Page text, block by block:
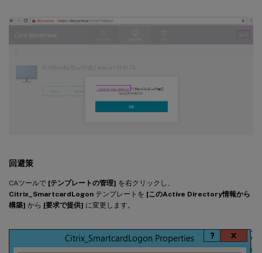
回避策
CAツールで [テンプレートの管理] を右クリックし、
Citrix_SmartcardLogon テンプレートを [このActive Directory情報から
構築] から [要求で提供] に変更します。